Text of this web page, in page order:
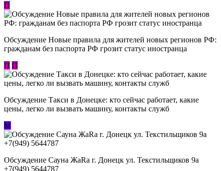
П
Обсуждение Новые правила для жителей новых регионов РФ:
гражданам без паспорта РФ грозит статус иностранца
П П
Обсуждение ​Такси в Донецке: кто сейчас работает, какие
цены, легко ли вызвать машину, контакты служб
М
Обсуждение Сауна ЖаRa г. Донецк ул. Текстильщиков 9а
+7(949) 5644787